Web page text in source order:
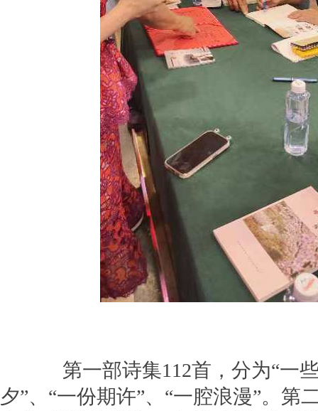
第一部诗集112首，分为“一些
夕”、“一份期许”、“一腔浪漫”。第